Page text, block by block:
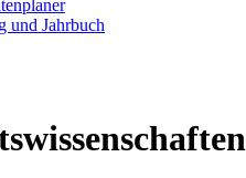
und Jahrbuch